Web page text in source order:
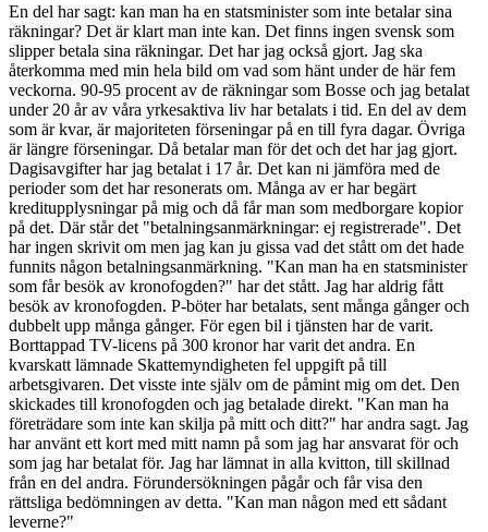
En del har sagt: kan man ha en statsminister som inte betalar sina
räkningar? Det är klart man inte kan. Det finns ingen svensk som
slipper betala sina räkningar. Det har jag också gjort. Jag ska
återkomma med min hela bild om vad som hänt under de här fem
veckorna. 90-95 procent av de räkningar som Bosse och jag betalat
under 20 år av våra yrkesaktiva liv har betalats i tid. En del av dem
som är kvar, är majoriteten förseningar på en till fyra dagar. Övriga
är längre förseningar. Då betalar man för det och det har jag gjort.
Dagisavgifter har jag betalat i 17 år. Det kan ni jämföra med de
perioder som det har resonerats om. Många av er har begärt
kreditupplysningar på mig och då får man som medborgare kopior
på det. Där står det "betalningsanmärkningar: ej registrerade". Det
har ingen skrivit om men jag kan ju gissa vad det stått om det hade
funnits någon betalningsanmärkning. "Kan man ha en statsminister
som får besök av kronofogden?" har det stått. Jag har aldrig fått
besök av kronofogden. P-böter har betalats, sent många gånger och
dubbelt upp många gånger. För egen bil i tjänsten har de varit.
Borttappad TV-licens på 300 kronor har varit det andra. En
kvarskatt lämnade Skattemyndigheten fel uppgift på till
arbetsgivaren. Det visste inte själv om de påmint mig om det. Den
skickades till kronofogden och jag betalade direkt. "Kan man ha
företrädare som inte kan skilja på mitt och ditt?" har andra sagt. Jag
har använt ett kort med mitt namn på som jag har ansvarat för och
som jag har betalat för. Jag har lämnat in alla kvitton, till skillnad
från en del andra. Förundersökningen pågår och får visa den
rättsliga bedömningen av detta. "Kan man någon med ett sådant
leverne?"